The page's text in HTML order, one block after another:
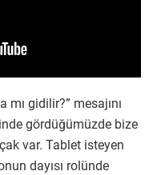
mı gidilir?” mesajını
gördüğümüzde bize
var. Tablet isteyen
dayısı rolünde